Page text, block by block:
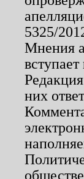
5325/
Мнения
них